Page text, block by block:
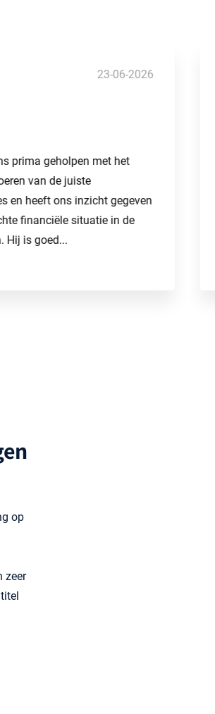
23-06-2026
prima geholpen met het
van de juiste
en heeft ons inzicht gegeven
financiële situatie in de
Hij is goed...
op
zeer